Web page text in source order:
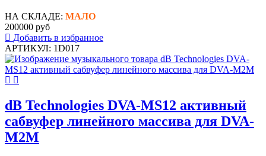
НА СКЛАДЕ: МАЛО
200000 руб
Добавить в избранное
АРТИКУЛ: 1D017
dB Technologies DVA-MS12 активный
сабвуфер линейного массива для DVA-
M2M